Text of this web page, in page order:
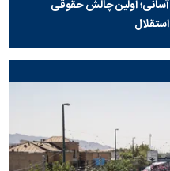
آسانی؛ اولین چالش حقوقی
استقلال